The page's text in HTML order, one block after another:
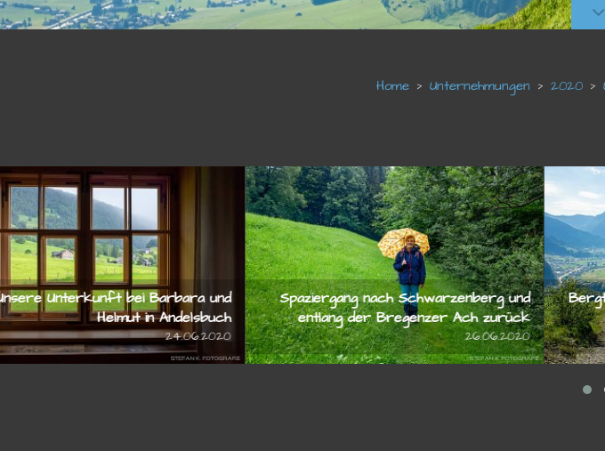
Unternehmungen 2020
Unsere Unterkunft bei Barbara und
Helmut in Andelsbuch
24.06.2020
Spaziergang nach Schwarzenberg und
entlang der Bregenzer Ach zurück
26.06.2020